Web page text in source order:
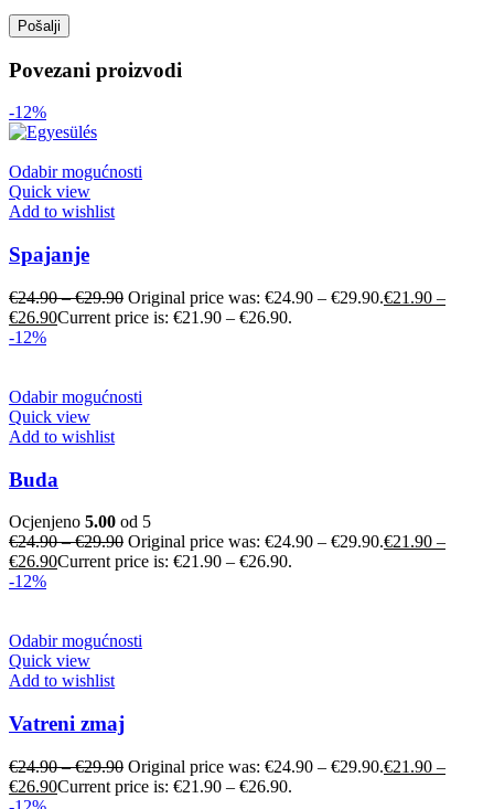
Povezani proizvodi
-12%
Odabir mogućnosti
Quick view
Add to wishlist
Spajanje
€24.90–€29.90 Original price was: €24.90 – €29.90.€21.90 –
€26.90Current price is: €21.90 – €26.90.
-12%
Odabir mogućnosti
Quick view
Add to wishlist
Buda
Ocjenjeno 5.00 od 5
€24.90–€29.90 Original price was: €24.90 – €29.90.€21.90 –
€26.90Current price is: €21.90 – €26.90.
-12%
Odabir mogućnosti
Quick view
Add to wishlist
Vatreni zmaj
€24.90–€29.90 Original price was: €24.90 – €29.90.€21.90 –
€26.90Current price is: €21.90 – €26.90.